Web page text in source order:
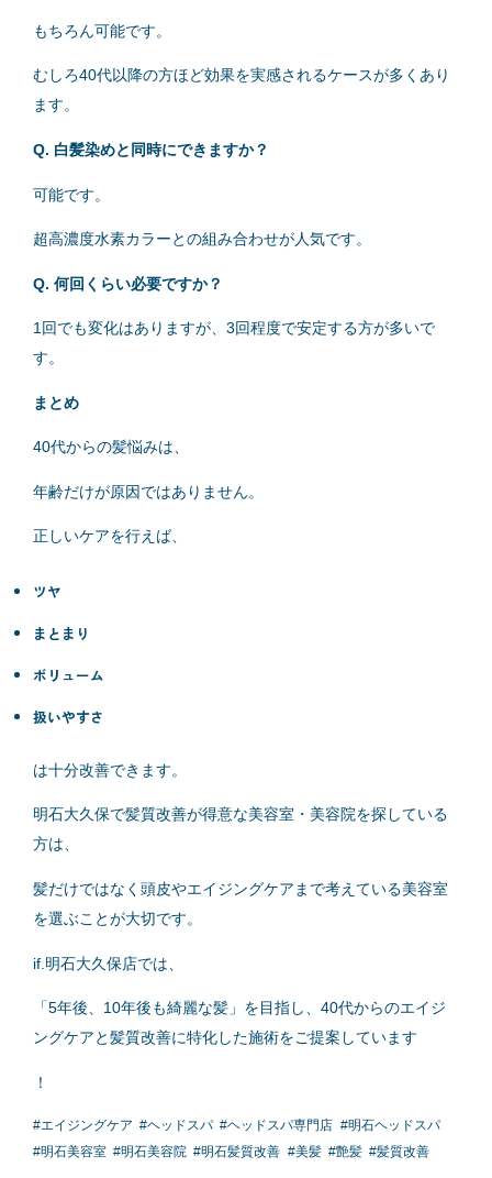
もちろん可能です。
むしろ40代以降の方ほど効果を実感されるケースが多くあり
ます。
Q. 白髪染めと同時にできますか？
可能です。
超高濃度水素カラーとの組み合わせが人気です。
Q. 何回くらい必要ですか？
1回でも変化はありますが、3回程度で安定する方が多いで
す。
まとめ
40代からの髪悩みは、
年齢だけが原因ではありません。
正しいケアを行えば、
ツヤ
まとまり
ボリューム
扱いやすさ
は十分改善できます。
明石大久保で髪質改善が得意な美容室・美容院を探している
方は、
髪だけではなく頭皮やエイジングケアまで考えている美容室
を選ぶことが大切です。
if.明石大久保店では、
「5年後、10年後も綺麗な髪」を目指し、40代からのエイジ
ングケアと髪質改善に特化した施術をご提案しています
！
#エイジングケア #ヘッドスパ #ヘッドスパ専門店 #明石ヘッドスパ
#明石美容室 #明石美容院 #明石髪質改善 #美髪 #艶髪 #髪質改善